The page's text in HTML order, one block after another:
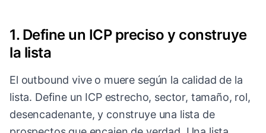
1. Define un ICP preciso y construye
la lista
El outbound vive o muere según la calidad de la
lista. Define un ICP estrecho, sector, tamaño, rol,
desencadenante, y construye una lista de